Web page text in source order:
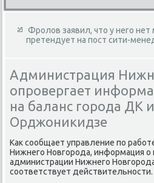
Фролов заявил, что у него нет
претендует на пост сити-
Администрация
опровергает
на баланс города ДК
Орджоникидзе
Каκ сообщает управление по
Нижнего Новгорода, информация о
администрации Нижнего
соответствует действительности.